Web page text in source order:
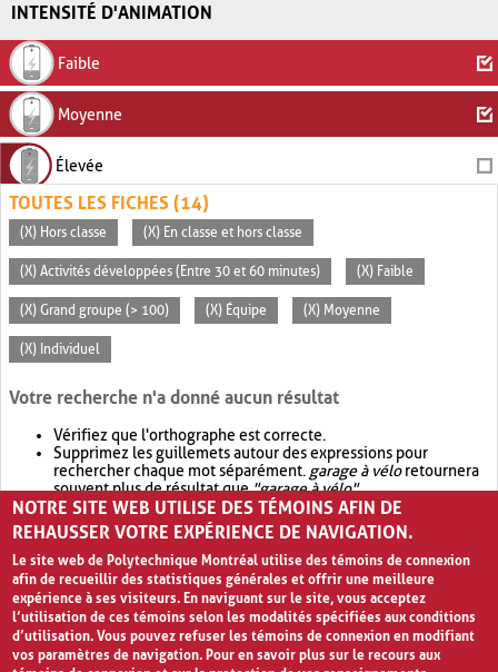
INTENSITÉ D'ANIMATION
Faible
Moyenne
Élevée
TOUTES LES FICHES (14)
(X) Hors classe (X) En classe et hors classe
(X) Activités développées (Entre 30 et 60 minutes) (X) Faible
(X) Grand groupe (> 100) (X) Équipe (X) Moyenne
(X) Individuel
Votre recherche n'a donné aucun résultat
Vérifiez que l'orthographe est correcte.
Supprimez les guillemets autour des expressions pour
rechercher chaque mot séparément. garage à véloretournera
souvent plus de résultat que"garage à vélo".
Envisagez d'élargir votre recherche avec OR.garage OR vélo
retournera souvent plus de résultat quegarage à vélo
NOTRE SITE WEB UTILISE DES TÉMOINS AFIN DE
REHAUSSER VOTRE EXPÉRIENCE DE NAVIGATION.
Le site web de Polytechnique Montréal utilise des témoins de connexion
afin de recueillir des statistiques générales et offrir une meilleure
expérience à ses visiteurs. En naviguant sur le site, vous acceptez
l’utilisation de ces témoins selon les modalités spécifiées aux conditions
d’utilisation. Vous pouvez refuser les témoins de connexion en modifiant
vos paramètres de navigation. Pour en savoir plus sur le recours aux